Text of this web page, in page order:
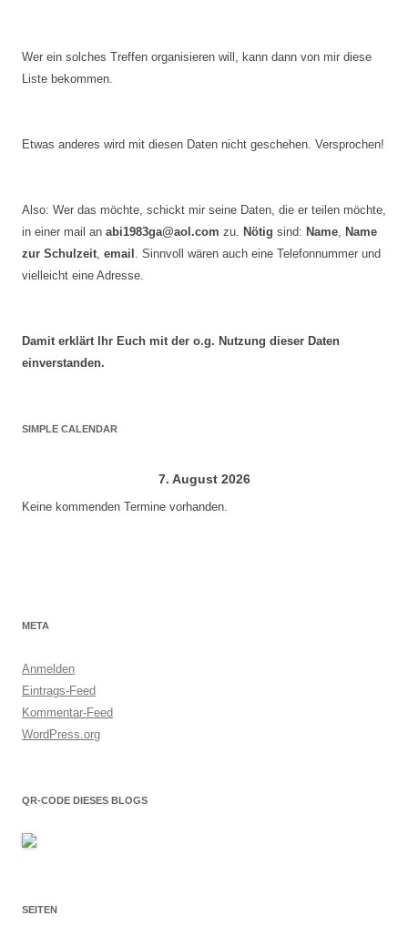
Wer ein solches Treffen organisieren will, kann dann von mir diese
Liste bekommen.
Etwas anderes wird mit diesen Daten nicht geschehen. Versprochen!
Also: Wer das möchte, schickt mir seine Daten, die er teilen möchte,
in einer mail an abi1983ga@aol.com zu. Nötig sind: Name, Name
zur Schulzeit, email . Sinnvoll wären auch eine Telefonnummer und
vielleicht eine Adresse.
Damit erklärt Ihr Euch mit der o.g. Nutzung dieser Daten
einverstanden.
SIMPLE CALENDAR
7. August 2026
Keine kommenden Termine vorhanden.
META
Anmelden
Eintrags-Feed
Kommentar-Feed
WordPress.org
QR-CODE DIESES BLOGS
SEITEN